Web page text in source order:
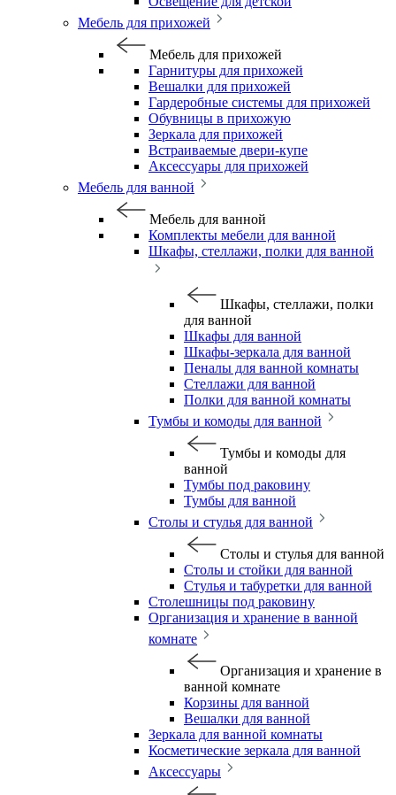
Мебель для прихожей
Мебель для прихожей
Гарнитуры для прихожей
Вешалки для прихожей
Гардеробные системы для прихожей
Обувницы в прихожую
Зеркала для прихожей
Встраиваемые двери-купе
Аксессуары для прихожей
Мебель для ванной
Мебель для ванной
Комплекты мебели для ванной
Шкафы, стеллажи, полки для ванной
Шкафы, стеллажи, полки
для ванной
Шкафы для ванной
Шкафы-зеркала для ванной
Пеналы для ванной комнаты
Стеллажи для ванной
Полки для ванной комнаты
Тумбы и комоды для ванной
Тумбы и комоды для
ванной
Тумбы под раковину
Тумбы для ванной
Столы и стулья для ванной
Столы и стулья для ванной
Столы и стойки для ванной
Стулья и табуретки для ванной
Столешницы под раковину
Организация и хранение в ванной
комнате
Организация и хранение в
ванной комнате
Корзины для ванной
Вешалки для ванной
Зеркала для ванной комнаты
Косметические зеркала для ванной
Аксессуары